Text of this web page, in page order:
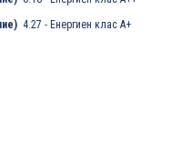
4.27 - Енергиен клас А+